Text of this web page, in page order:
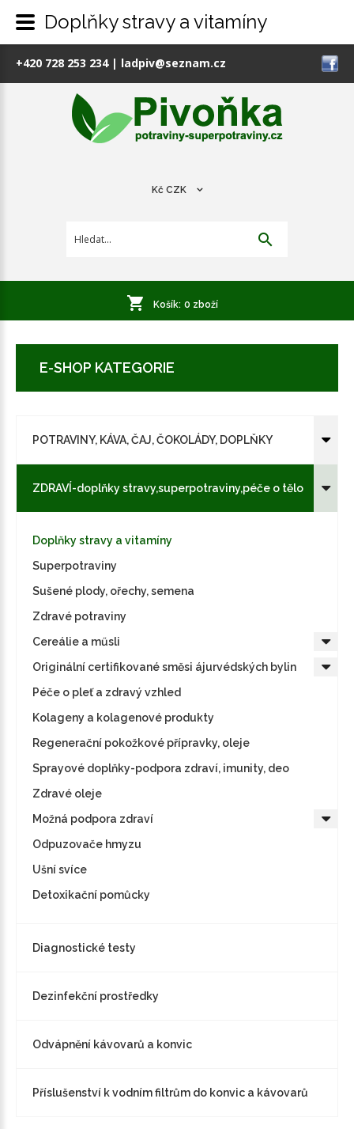
+420 728 253 234| ladpiv@seznam.cz
Kč CZK
Košík: 0 zboží
E-SHOP KATEGORIE
POTRAVINY, KÁVA, ČAJ, ČOKOLÁDY, DOPLŇKY
ZDRAVÍ-doplňky stravy,superpotraviny,péče o tělo
Doplňky stravy a vitamíny
Superpotraviny
Sušené plody, ořechy, semena
Zdravé potraviny
Cereálie a műsli
Originální certifikované směsi ájurvédských bylin
Péče o pleť a zdravý vzhled
Kolageny a kolagenové produkty
Regenerační pokožkové přípravky, oleje
Sprayové doplňky-podpora zdraví, imunity, deo
Zdravé oleje
Možná podpora zdraví
Odpuzovače hmyzu
Ušní svíce
Detoxikační pomůcky
Diagnostické testy
Dezinfekční prostředky
Odvápnění kávovarů a konvic
Příslušenství k vodním filtrům do konvic a kávovarů
Doplňky stravy a vitamíny